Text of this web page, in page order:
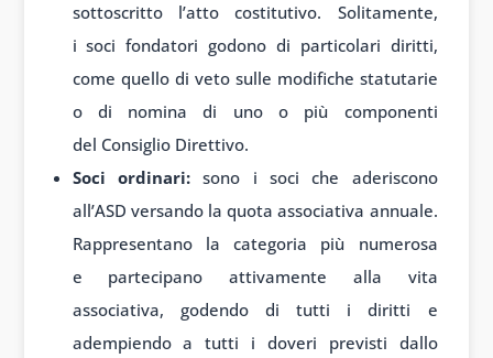
sottoscritto l’atto costitutivo. Solitamente,
i soci fondatori godono di particolari diritti,
come quello di veto sulle modifiche statutarie
o di nomina di uno o più componenti
del Consiglio Direttivo.
Soci ordinari:sono i soci che aderiscono
all’ASD versando la quota associativa annuale.
Rappresentano la categoria più numerosa
e partecipano attivamente alla vita
associativa, godendo di tutti i diritti e
adempiendo a tutti i doveri previsti dallo